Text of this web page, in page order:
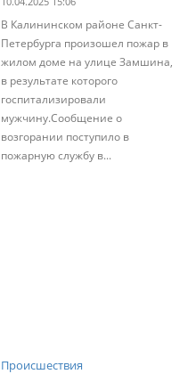
В Калининском районе Санкт-
Петербурга произошел пожар в
жилом доме на улице Замшина,
в результате которого
госпитализировали
мужчину.Сообщение о
возгорании поступило в
пожарную службу в...
Происшествия